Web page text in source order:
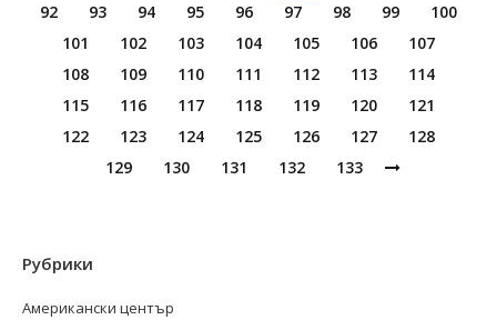
92
93 94 95 96 97 98 99
100
101
102 103 104 105 106
107
108
109 110 111 112 113
114
115
116 117 118 119 120
121
122
123 124 125 126 127
128
129
130 131 132 133
Рубрики
Американски център